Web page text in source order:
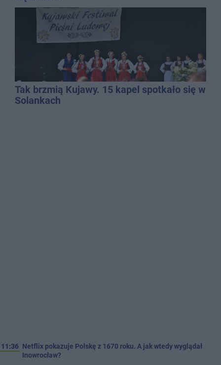
Tak brzmią Kujawy. 15 kapel spotkało się w
Solankach
11:36 Netflix pokazuje Polskę z 1670 roku. A jak wtedy wyglądał
Inowrocław?